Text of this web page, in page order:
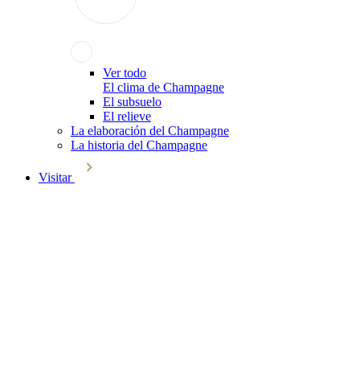
Ver todo
El clima de Champagne
El subsuelo
El relieve
La elaboración del Champagne
La historia del Champagne
Visitar